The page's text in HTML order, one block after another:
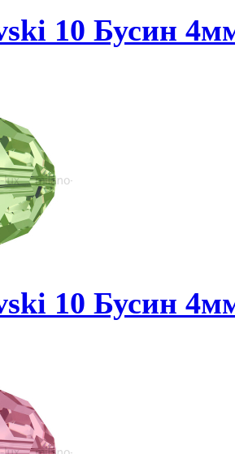
10 Бусин
10 Бусин